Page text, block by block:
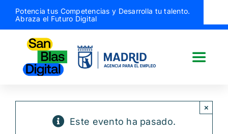
Saltar
contenido
Potencia tus Competencias y Desarrolla tu talento.
Abraza el Futuro Digital
Toggle
Quiénes somos
Este evento ha pasado.
×